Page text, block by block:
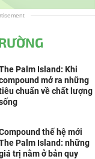
Palm Island: Khi
mở ra những
chuẩn về chất lượng
thế hệ mới
Palm Island: những
trị nằm ở bản quy